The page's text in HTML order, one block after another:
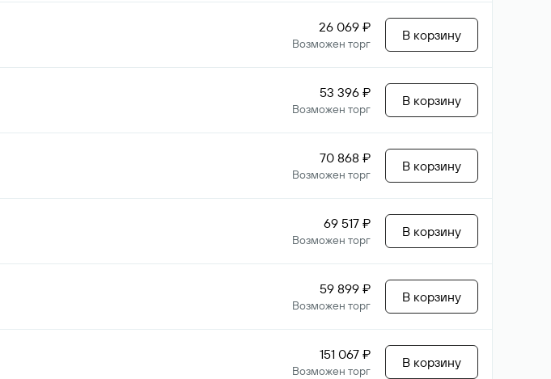
26 069 ₽
Возможен торг
В корзину
53 396 ₽
Возможен торг
В корзину
70 868 ₽
Возможен торг
В корзину
69 517 ₽
Возможен торг
В корзину
59 899 ₽
Возможен торг
В корзину
151 067 ₽
Возможен торг
В корзину